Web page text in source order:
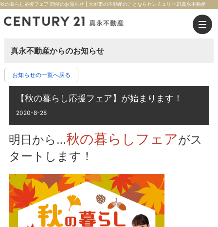
秋の暮らし応援フェア 開催のお知らせ | 大垣市の不動産のことならセンチュリー21真永不動産
真永不動産からのお知らせ
お知らせの一覧へ戻る
【秋の暮らし応援フェア】が始まります！
2020-8-28
明日から…秋の暮らしフェアがス
タートします！